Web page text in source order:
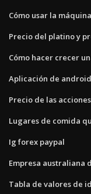
Cómo usar la
Precio del platino y
Cómo hacer crecer
Aplicación de
Precio de las
Lugares de comida
Ig forex paypal
Empresa australiana
Tabla de valores de